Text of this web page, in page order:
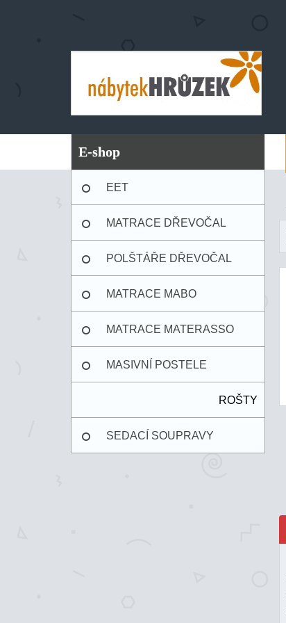
E-shop
EET
MATRACE DŘEVOČAL
POLŠTÁŘE DŘEVOČAL
MATRACE MABO
MATRACE MATERASSO
MASIVNÍ POSTELE
ROŠTY
SEDACÍ SOUPRAVY